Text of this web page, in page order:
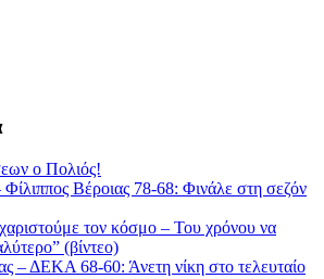
ο Πολιός!
Βέροιας 78-68: Φινάλε στη σεζόν
τον κόσμο – Του χρόνου να
(βίντεο)
– ΔΕΚΑ 68-60: Άνετη νίκη στο τελευταίο